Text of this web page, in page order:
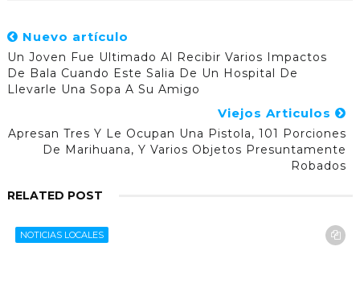
Nuevo artículo
Un Joven Fue Ultimado Al Recibir Varios Impactos
De Bala Cuando Este Salia De Un Hospital De
Llevarle Una Sopa A Su Amigo
Viejos Articulos
Apresan Tres Y Le Ocupan Una Pistola, 101 Porciones
De Marihuana, Y Varios Objetos Presuntamente
Robados
RELATED POST
NOTICIAS LOCALES